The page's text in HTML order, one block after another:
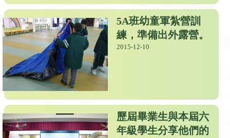
5A班幼童軍紮營訓
練，準備出外露營。
2015-12-10
歷屆畢業生與本屆六
年級學生分享他們的